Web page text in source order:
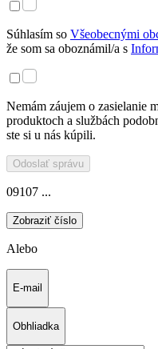
Súhlasím so Všeobecnými
že som sa oboznámil/a s
Nemám záujem o zasielanie
produktoch a službách
ste si u nás kúpili.
Odoslať správu
09107 ...
Zobraziť číslo
Alebo
E-mail
Obhliadka